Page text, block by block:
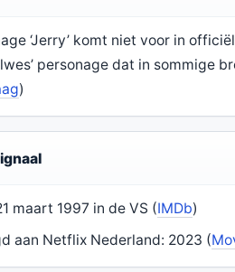
‘Jerry’ komt niet voor in
personage dat in sommige
)
maart 1997 in de VS (IMDb)
aan Netflix Nederland: 2023 (